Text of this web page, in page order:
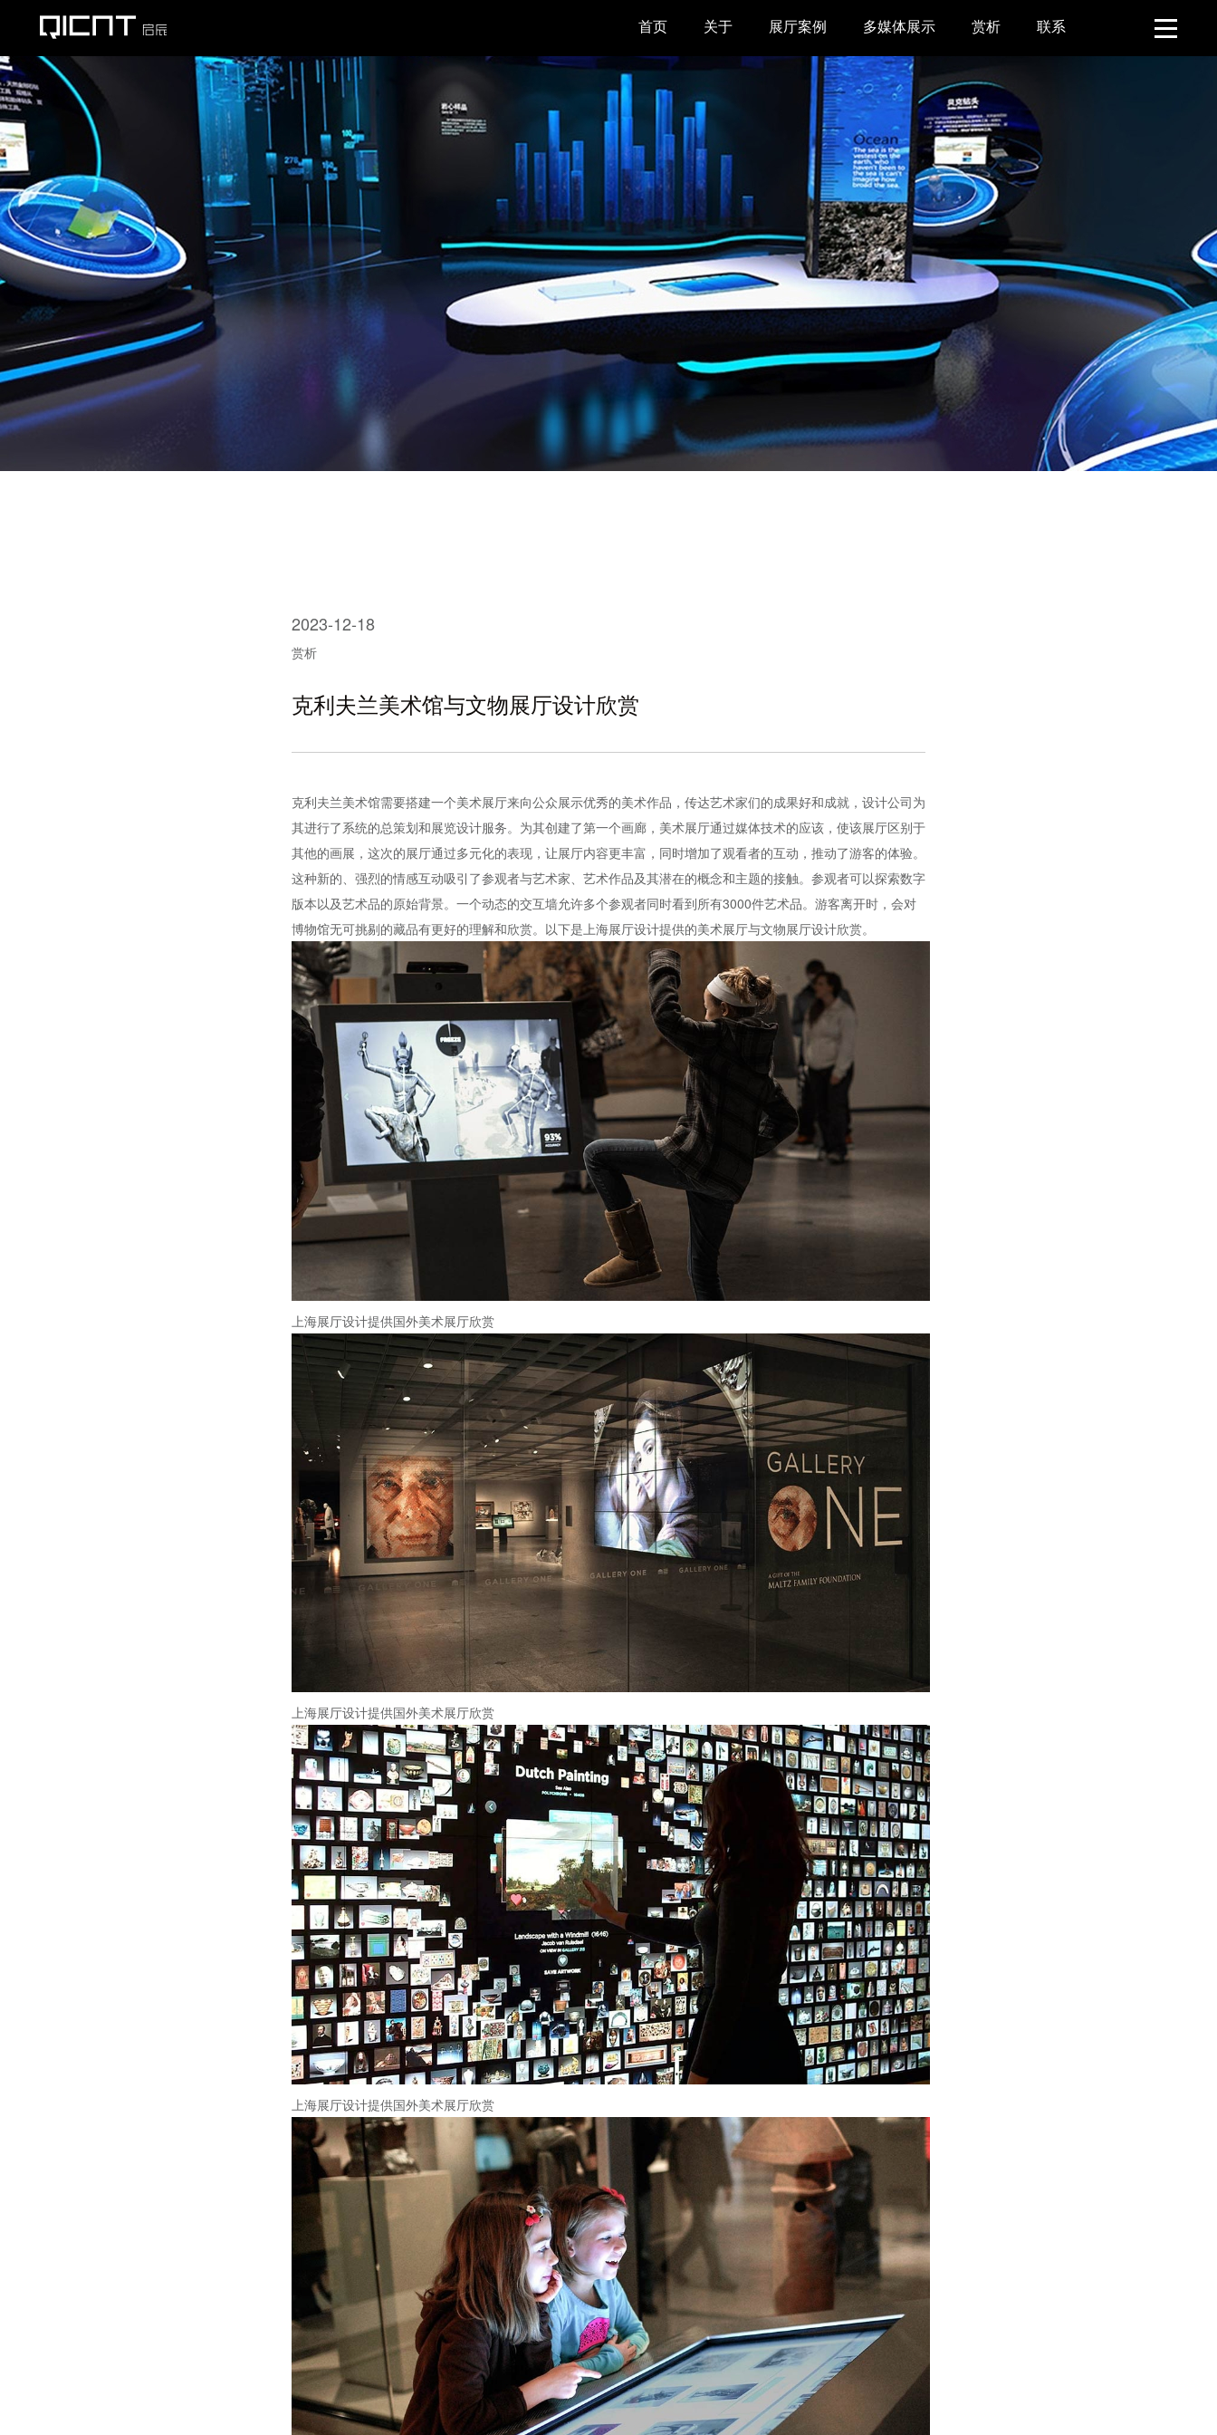
首页 关于 展厅案例 多媒体展示 赏析 联系
2023-12-18
赏析
克利夫兰美术馆与文物展厅设计欣赏
克利夫兰美术馆需要搭建一个美术展厅来向公众展示优秀的美术作品，传达艺术家们的成果好和成就，设计公司为
其进行了系统的总策划和展览设计服务。为其创建了第一个画廊，美术展厅通过媒体技术的应该，使该展厅区别于
其他的画展，这次的展厅通过多元化的表现，让展厅内容更丰富，同时增加了观看者的互动，推动了游客的体验。
这种新的、强烈的情感互动吸引了参观者与艺术家、艺术作品及其潜在的概念和主题的接触。参观者可以探索数字
版本以及艺术品的原始背景。一个动态的交互墙允许多个参观者同时看到所有3000件艺术品。游客离开时，会对
博物馆无可挑剔的藏品有更好的理解和欣赏。以下是上海展厅设计提供的美术展厅与文物展厅设计欣赏。
上海展厅设计提供国外美术展厅欣赏
上海展厅设计提供国外美术展厅欣赏
上海展厅设计提供国外美术展厅欣赏